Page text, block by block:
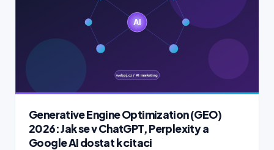
Generative Engine Optimization (GEO)
2026: Jak se v ChatGPT, Perplexity a
Google AI dostat k citaci